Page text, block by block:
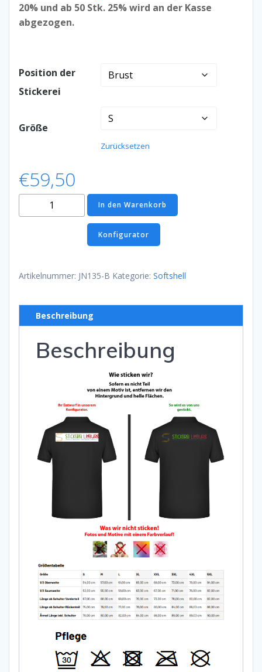
20% und ab 50 Stk. 25% wird an der Kasse
abgezogen.
Position der
Stickerei
Größe
Zurücksetzen
€59,50
Softshell
Jacke
In den Warenkorb
Konfigurator
Artikelnummer: JN135-B Kategorie: Softshell
Beschreibung
Beschreibung